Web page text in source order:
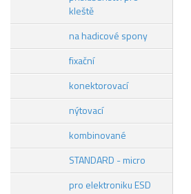
kleště
na hadicové spony
fixační
konektorovací
nýtovací
kombinované
STANDARD - micro
pro elektroniku ESD